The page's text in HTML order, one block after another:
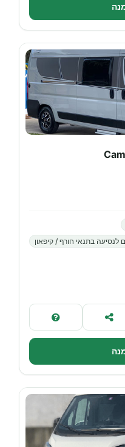
לנסיעה בתנאי חורף / קיפאון